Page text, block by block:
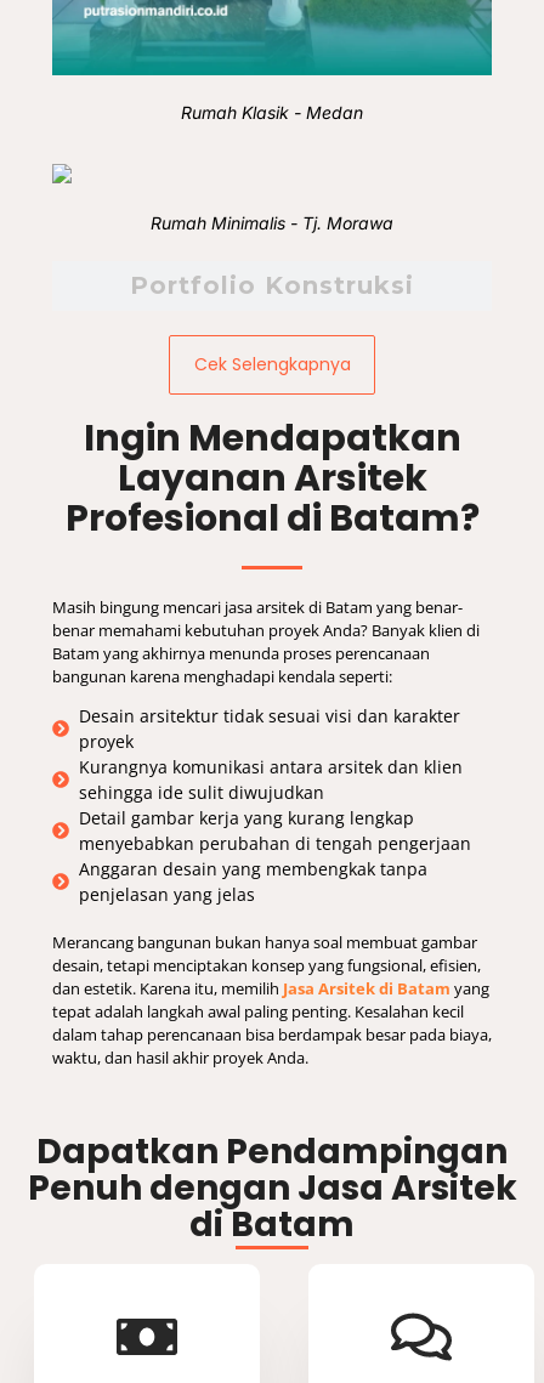
Portfolio Konstruksi
Rumah Klasik - Medan
Rumah Minimalis - Tj. Morawa
Cek Selengkapnya
Ingin Mendapatkan
Layanan Arsitek
Profesional di Batam?
Masih bingung mencari jasa arsitek di Batam yang benar-
benar memahami kebutuhan proyek Anda? Banyak klien di
Batam yang akhirnya menunda proses perencanaan
bangunan karena menghadapi kendala seperti:
Desain arsitektur tidak sesuai visi dan karakter
proyek
Kurangnya komunikasi antara arsitek dan klien
sehingga ide sulit diwujudkan
Detail gambar kerja yang kurang lengkap
menyebabkan perubahan di tengah pengerjaan
Anggaran desain yang membengkak tanpa
penjelasan yang jelas
Merancang bangunan bukan hanya soal membuat gambar
desain, tetapi menciptakan konsep yang fungsional, efisien,
dan estetik. Karena itu, memilih Jasa Arsitek di Batam yang
tepat adalah langkah awal paling penting. Kesalahan kecil
dalam tahap perencanaan bisa berdampak besar pada biaya,
waktu, dan hasil akhir proyek Anda.
Dapatkan Pendampingan
Penuh dengan Jasa Arsitek
di Batam